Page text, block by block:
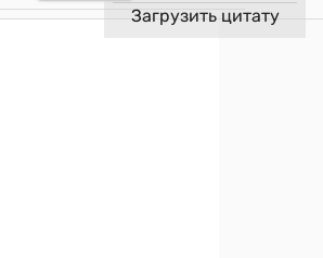
Загрузить цитату